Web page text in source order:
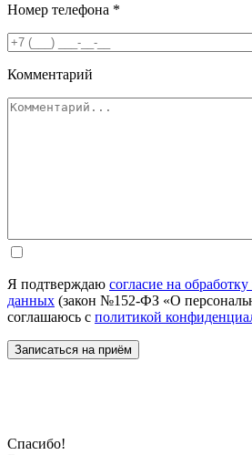
Номер телефона *
Комментарий
Я подтверждаю согласие на
данных (закон №152-ФЗ «О
соглашаюсь с политикой
Спасибо!